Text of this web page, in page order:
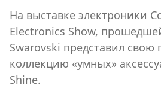
На выставке электроники
Electronics Show,
Swarovski представил свою
коллекцию «умных»
Shine.